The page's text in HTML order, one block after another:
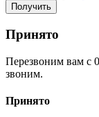
Принято
Перезвоним вам с
звоним.
Принято